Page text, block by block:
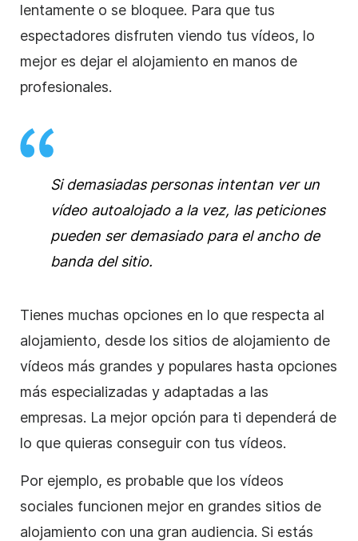
lentamente o se bloquee. Para que tus
espectadores disfruten viendo tus vídeos, lo
mejor es dejar el alojamiento en manos de
profesionales.
Si demasiadas personas intentan ver un
vídeoautoalojado a la vez, las peticiones
pueden ser demasiado para el ancho de
banda del sitio.
Tienes muchas opciones en lo que respecta al
alojamiento, desde los sitios de alojamiento de
vídeos más grandes y populares hasta opciones
más especializadas y adaptadas a las
empresas. La mejor opción para ti dependerá de
lo que quieras conseguir con tus vídeos.
Por ejemplo, es probable que los vídeos
sociales funcionen mejor en grandes sitios de
alojamiento con una gran audiencia. Si estás